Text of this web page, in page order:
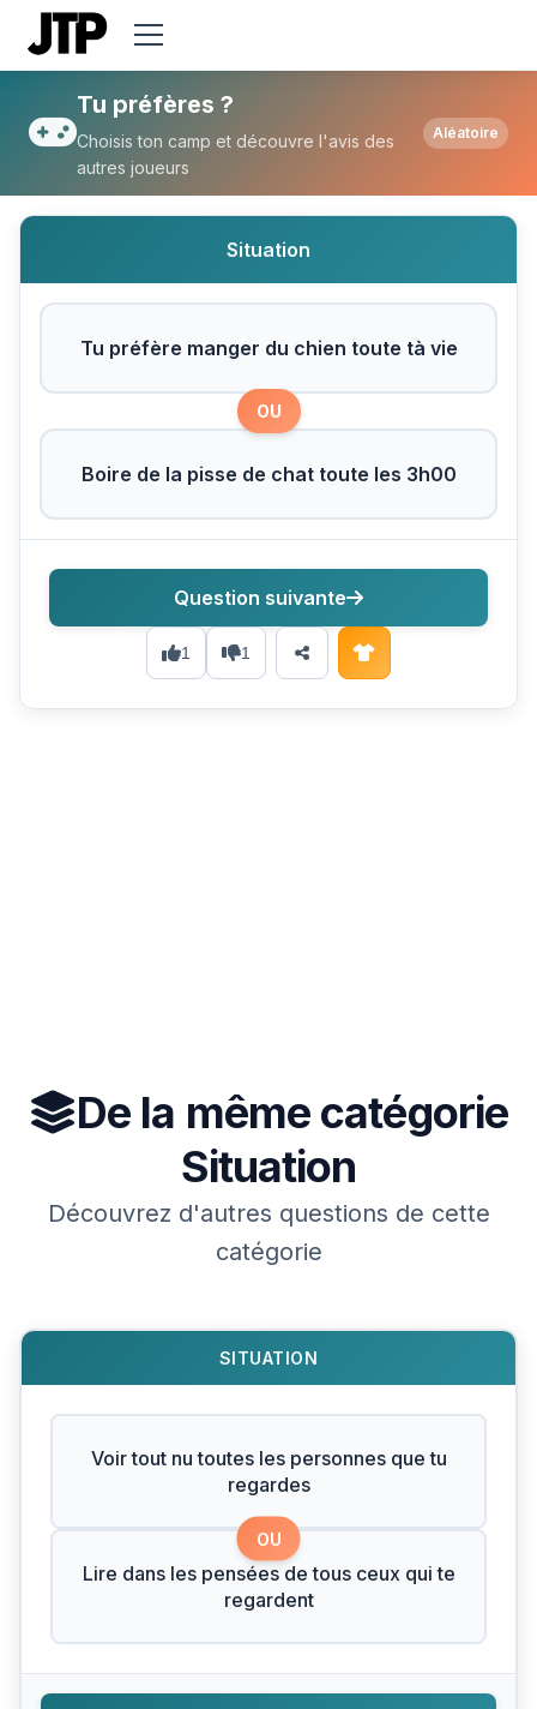
Tu préfères Tu préfère manger du
Tu préfères ?
Choisis ton camp et découvre l'avis des
autres joueurs
Aléatoire
Situation
Tu préfère manger du chien toute tà vie
OU
Boire de la pisse de chat toute les 3h00
1 1
Question suivante
De la même catégorie
Situation
Découvrez d'autres questions de cette
catégorie
SITUATION
Voir tout nu toutes les personnes que tu
regardes
OU
Lire dans les pensées de tous ceux qui te
regardent